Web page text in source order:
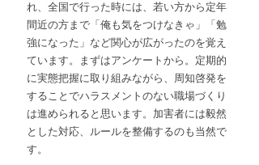
れ、全国で行った時には、若い方から定年
間近の方まで「俺も気をつけなきゃ」「勉
強になった」など関心が広がったのを覚え
ています。まずはアンケートから。定期的
に実態把握に取り組みながら、周知啓発を
することでハラスメントのない職場づくり
は進められると思います。加害者には毅然
とした対応、ルールを整備するのも当然で
す。